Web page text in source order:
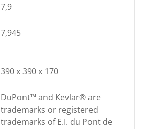
7,9
7,945
390 x 390 x 170
DuPont™ and Kevlar® are
trademarks or registered
trademarks of E.I. du Pont de